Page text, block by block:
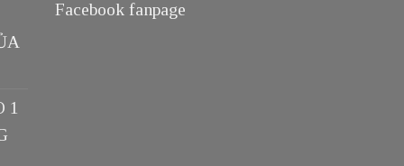
1
Facebook fanpage